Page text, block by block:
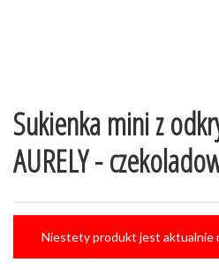
Sukienka mini z
AURELY -
Niestety produkt jest aktualnie